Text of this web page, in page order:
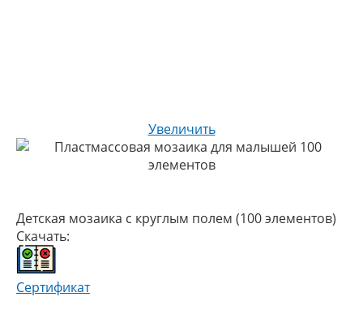
Увеличить
Детская мозаика с круглым полем (100 элементов)
Скачать:
Сертификат